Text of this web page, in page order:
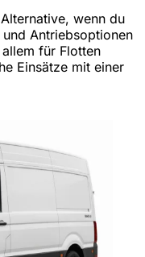
wenn du
Antriebsoptionen
für Flotten
Einsätze mit einer